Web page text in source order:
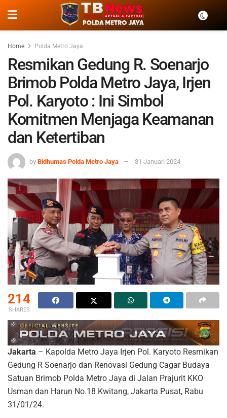
Home Polda Metro Jaya
Resmikan Gedung R. Soenarjo
Brimob Polda Metro Jaya, Irjen
Pol. Karyoto : Ini Simbol
Komitmen Menjaga Keamanan
dan Ketertiban
by Bidhumas Polda Metro Jaya 31 Januari 2024
214
SHARES
Jakarta – Kapolda Metro Jaya Irjen Pol. Karyoto Resmikan
Gedung R Soenarjo dan Renovasi Gedung Cagar Budaya
Satuan Brimob Polda Metro Jaya di Jalan Prajurit KKO
Usman dan Harun No.18 Kwitang, Jakarta Pusat, Rabu
31/01/24.